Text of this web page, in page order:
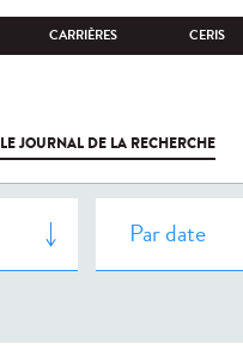
CARRIÈRES CERIS
LE JOURNAL DE LA RECHERCHE